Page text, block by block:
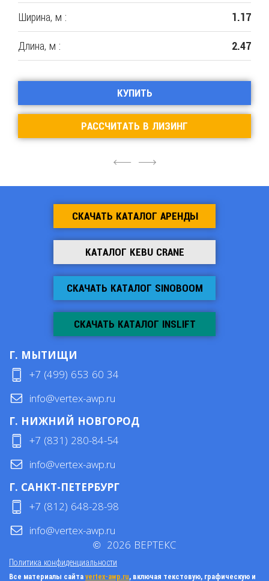
4
Ширина, м : 1.17
Длина, м : 2.47
КУПИТЬ
РАССЧИТАТЬ В ЛИЗИНГ
6
СКАЧАТЬ КАТАЛОГ АРЕНДЫ
КАТАЛОГ KEBU CRANE
СКАЧАТЬ КАТАЛОГ SINOBOOM
СКАЧАТЬ КАТАЛОГ INSLIFT
Г. МЫТИЩИ
+7 (499) 653 60 34
info@vertex-awp.ru
Г. НИЖНИЙ НОВГОРОД
+7 (831) 280-84-54
info@vertex-awp.ru
Г. САНКТ-ПЕТЕРБУРГ
+7 (812) 648-28-98
info@vertex-awp.ru
Политика конфиденциальности
© 2026 ВЕРТЕКС
Все материалы сайта vertex-awp.ru, включая текстовую, графическую и